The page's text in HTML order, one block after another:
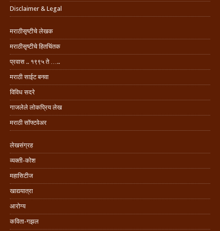
Disclaimer & Legal
मराठीसृष्टीचे लेखक
मराठीसृष्टीचे हितचिंतक
प्रवास .. १९९५ ते …..
मराठी साईट बनवा
विविध सदरे
गाजलेले लोकप्रिय लेख
मराठी सॉफ्टवेअर
लेखसंग्रह
व्यक्ती-कोश
महासिटीज
खाद्ययात्रा
आरोग्य
कविता-गझल